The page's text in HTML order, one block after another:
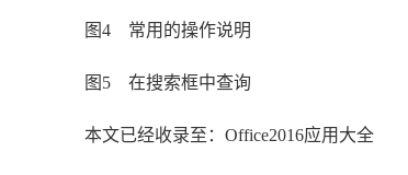
图4 常用的操作说明
图5 在搜索框中查询
本文已经收录至：Office2016应用大全